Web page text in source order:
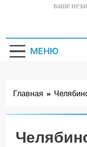
ваше
МЕНЮ
Главная